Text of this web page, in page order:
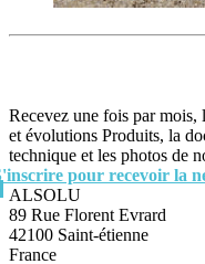
Recevez une fois par mois,
et évolutions Produits, la
technique et les photos de
pour recevoir la
ALSOLU
89 Rue Florent Evrard
42100 Saint-étienne
France